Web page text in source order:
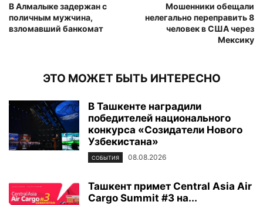
В Алмалыке задержан с
поличным мужчина,
взломавший банкомат
Мошенники обещали
нелегально переправить 8
человек в США через
Мексику
ЭТО МОЖЕТ БЫТЬ ИНТЕРЕСНО
В Ташкенте наградили
победителей национального
конкурса «Созидатели Нового
Узбекистана»
СОБЫТИЯ 08.08.2026
Ташкент примет Central Asia Air
Cargo Summit #3 на...